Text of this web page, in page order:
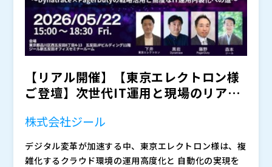
【リアル開催】【東京エレクトロン様
ご登壇】次世代IT運用と現場のリアリ
株式会社ジール
デジタル変革が加速する中、東京エレクトロン様は、複
雑化するクラウド環境の運用高度化と 自動化の実現を